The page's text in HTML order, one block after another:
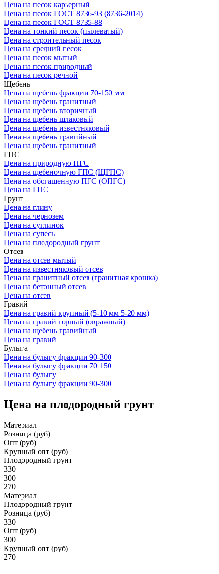
Цена на песок карьерный
Цена на песок ГОСТ 8736-93 (8736-2014)
Цена на песок ГОСТ 8735-88
Цена на тонкий песок (пылеватый)
Цена на строительный песок
Цена на средний песок
Цена на песок мытый
Цена на песок природный
Цена на песок речной
Щебень
Цена на щебень фракции 70-150 мм
Цена на щебень гранитный
Цена на щебень вторичный
Цена на щебень шлаковый
Цена на щебень известняковый
Цена на щебень гравийный
Цена на щебень гранитный
ГПС
Цена на природную ПГС
Цена на щебеночную ГПС (ЩГПС)
Цена на обогащенную ПГС (ОПГС)
Цена на ГПС
Грунт
Цена на глину
Цена на чернозем
Цена на суглинок
Цена на супесь
Цена на плодородный грунт
Отсев
Цена на отсев мытый
Цена на известняковый отсев
Цена на гранитный отсев (гранитная крошка)
Цена на бетонный отсев
Цена на отсев
Гравий
Цена на гравий крупный (5-10 мм 5-20 мм)
Цена на гравий горный (овражный)
Цена на щебень гравийный
Цена на гравий
Булыга
Цена на булыгу фракции 90-300
Цена на булыгу фракции 70-150
Цена на булыгу
Цена на булыгу фракции 90-300
Цена на плодородный грунт
Материал
Розница (руб)
Опт (руб)
Крупный опт (руб)
Плодородный грунт
330
300
270
Материал
Плодородный грунт
Розница (руб)
330
Опт (руб)
300
Крупный опт (руб)
270